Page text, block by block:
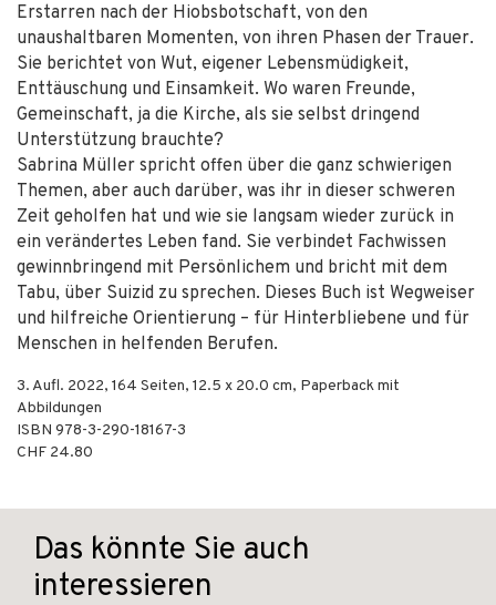
Erstarren nach der Hiobsbotschaft, von den
unaushaltbaren Momenten, von ihren Phasen der Trauer.
Sie berichtet von Wut, eigener Lebensmüdigkeit,
Enttäuschung und Einsamkeit. Wo waren Freunde,
Gemeinschaft, ja die Kirche, als sie selbst dringend
Unterstützung brauchte?
Sabrina Müller spricht offen über die ganz schwierigen
Themen, aber auch darüber, was ihr in dieser schweren
Zeit geholfen hat und wie sie langsam wieder zurück in
ein verändertes Leben fand. Sie verbindet Fachwissen
gewinnbringend mit Persönlichem und bricht mit dem
Tabu, über Suizid zu sprechen. Dieses Buch ist Wegweiser
und hilfreiche Orientierung – für Hinterbliebene und für
Menschen in helfenden Berufen.
3. Aufl. 2022, 164 Seiten, 12.5 x 20.0 cm, Paperback mit
Abbildungen
ISBN 978-3-290-18167-3
CHF 24.80
Das könnte Sie auch
interessieren